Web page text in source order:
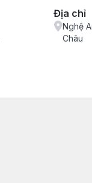
Địa chỉ
Nghệ
Châu